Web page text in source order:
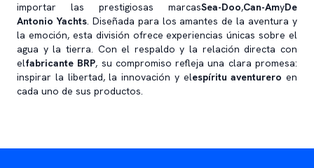
importar las prestigiosas marcasSea-Doo,Can-AmyDe
Antonio Yachts. Diseñada para los amantes de la aventura y
la emoción, esta división ofrece experiencias únicas sobre el
agua y la tierra. Con el respaldo y la relación directa con
elfabricante BRP, su compromiso refleja una clara promesa:
inspirar la libertad, la innovación y elespíritu aventurero en
cada uno de sus productos.